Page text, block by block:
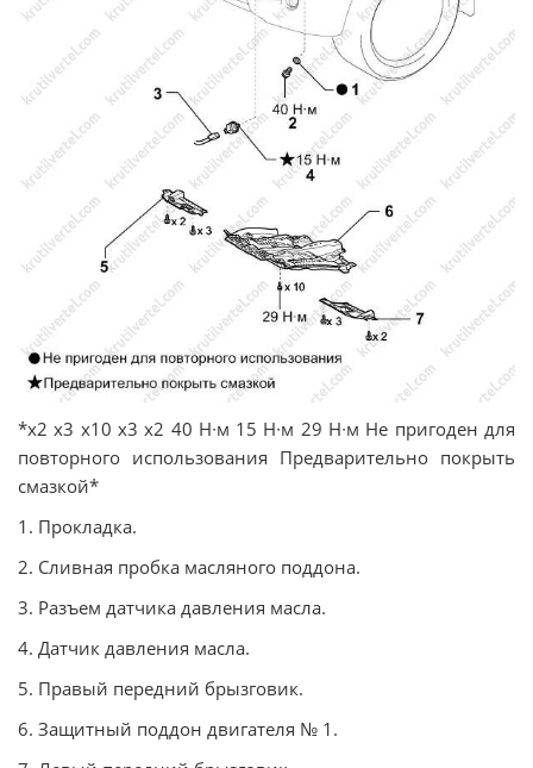
*х2 х3 х10 х3 х2 40 Н∙м 15 Н∙м 29 Н∙м Не пригоден для
повторного использования Предварительно покрыть
смазкой*
1. Прокладка.
2. Сливная пробка масляного поддона.
3. Разъем датчика давления масла.
4. Датчик давления масла.
5. Правый передний брызговик.
6. Защитный поддон двигателя № 1.